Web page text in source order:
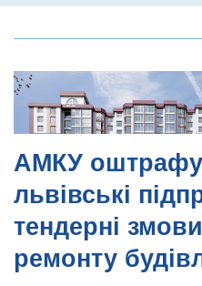
АМКУ
львівські
тендерні
ремонту